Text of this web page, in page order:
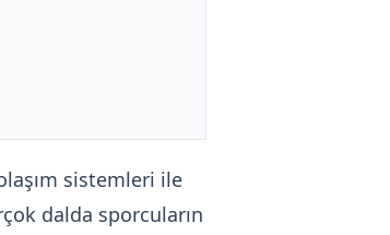
sistemleri ile
dalda sporcuların